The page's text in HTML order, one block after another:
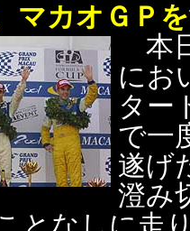
マカオＧＰ
本
にお
ター
で一
遂げ
澄み